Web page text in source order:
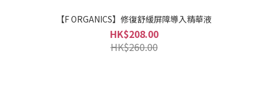
【F ORGANICS】修復舒緩屏障導入精華液
HK$208.00
HK$260.00